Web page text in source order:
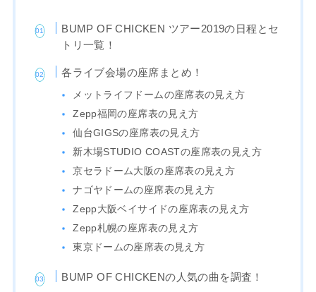
BUMP OF CHICKEN ツアー2019の日程とセ
トリ一覧！
各ライブ会場の座席まとめ！
メットライフドームの座席表の見え方
Zepp福岡の座席表の見え方
仙台GIGSの座席表の見え方
新木場STUDIO COASTの座席表の見え方
京セラドーム大阪の座席表の見え方
ナゴヤドームの座席表の見え方
Zepp大阪ベイサイドの座席表の見え方
Zepp札幌の座席表の見え方
東京ドームの座席表の見え方
BUMP OF CHICKENの人気の曲を調査！